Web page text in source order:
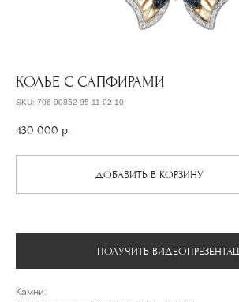
КОЛЬЕ С САПФИРАМИ
SKU: 706-00852-95-11-02-10
430 000 р.
ДОБАВИТЬ В КОРЗИНУ
ПОЛУЧИТЬ
Камни: